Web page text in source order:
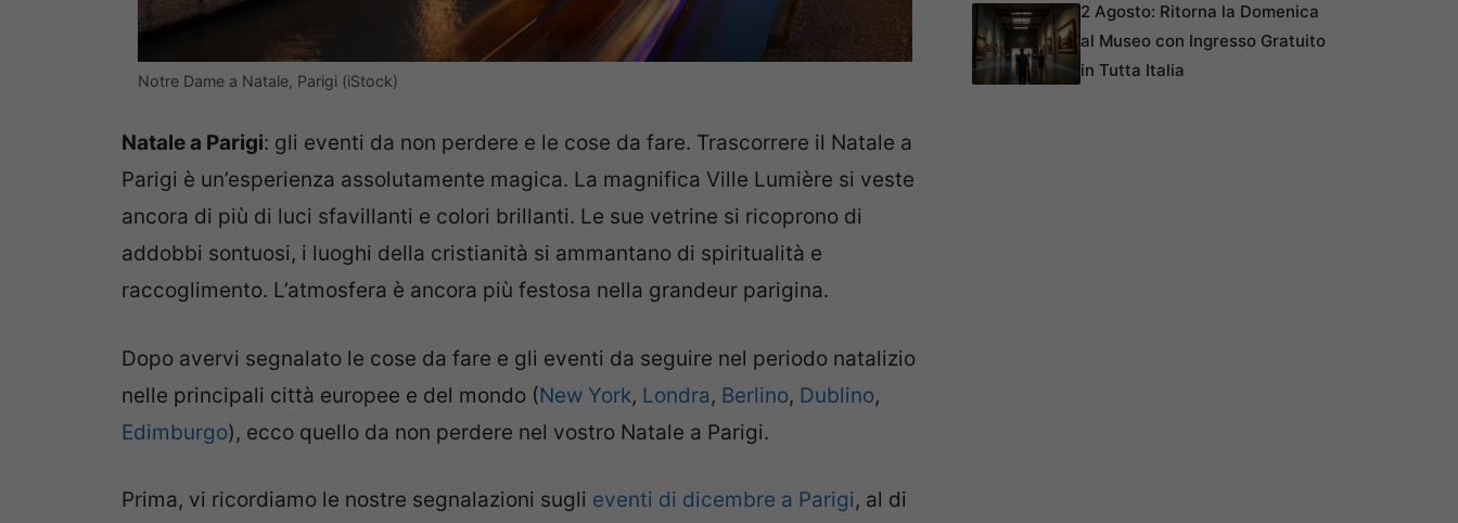
Notre Dame a Natale, Parigi (iStock)
Natale a Parigi: gli eventi da non perdere e le cose da fare. Trascorrere il Natale a
Parigi è un’esperienza assolutamente magica. La magnifica Ville Lumière si veste
ancora di più di luci sfavillanti e colori brillanti. Le sue vetrine si ricoprono di
addobbi sontuosi, i luoghi della cristianità si ammantano di spiritualità e
raccoglimento. L’atmosfera è ancora più festosa nella grandeur parigina.
Dopo avervi segnalato le cose da fare e gli eventi da seguire nel periodo natalizio
nelle principali città europee e del mondo (New York, Londra, Berlino, Dublino,
Edimburgo), ecco quello da non perdere nel vostro Natale a Parigi.
Prima, vi ricordiamo le nostre segnalazioni sugli eventi di dicembre a Parigi, al di
2 Agosto: Ritorna la Domenica
al Museo con Ingresso Gratuito
in Tutta Italia